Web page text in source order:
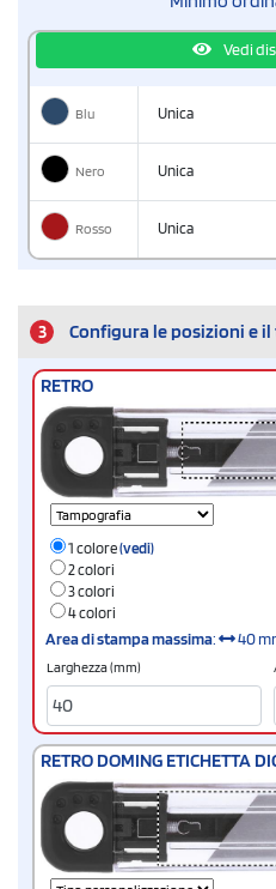
Vedi
Blu Unica
Nero Unica
Rosso Unica
3 Configura le posizioni e
RETRO
1 colore(vedi)
2 colori
3 colori
4 colori
Area di stampa massima: 40
Larghezza (mm)
RETRO DOMING ETICHETTA